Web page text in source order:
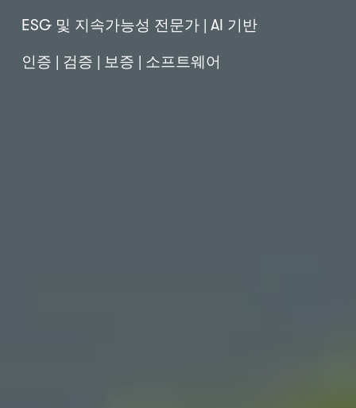
ESG 및 지속가능성 전문가 | AI 기반
인증 | 검증 | 보증 | 소프트웨어